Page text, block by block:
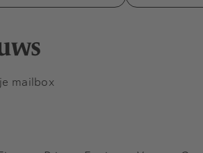
mailbox